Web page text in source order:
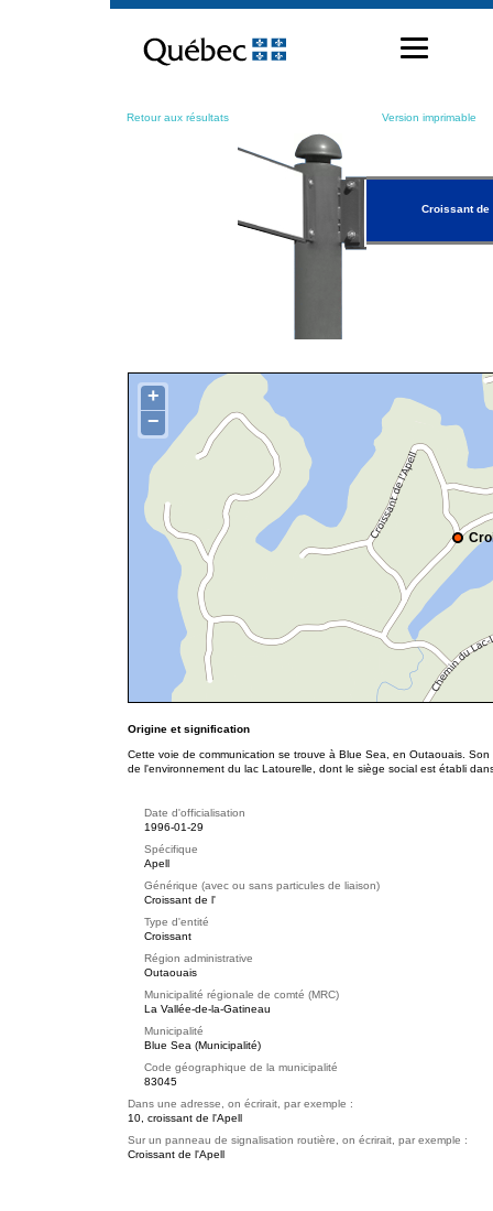
contenu
Retour aux résultats Version imprimable
Croissant de
+
−
Origine et signification
Cette voie de communication se trouve à Blue Sea, en Outaouais.
de l'environnement du lac Latourelle, dont le siège social est établi
Date d'officialisation
1996-01-29
Spécifique
Apell
Générique (avec ou sans particules de liaison)
Croissant de l'
Type d'entité
Croissant
Région administrative
Outaouais
Municipalité régionale de comté (MRC)
La Vallée-de-la-Gatineau
Municipalité
Blue Sea (Municipalité)
Code géographique de la municipalité
83045
Dans une adresse, on écrirait, par exemple :
10, croissant de l'Apell
Sur un panneau de signalisation routière, on écrirait, par exemple :
Croissant de l'Apell